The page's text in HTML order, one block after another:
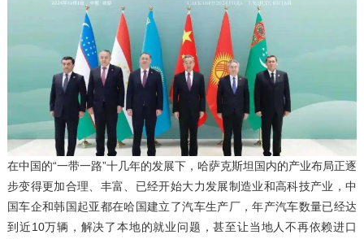
在中国的“一带一路”十几年的发展下，哈萨克斯坦国内的产业布局正逐
步变得更加合理、丰富、已经开始大力发展制造业和高科技产业，中
国车企和韩国起亚都在哈国建立了汽车生产厂，年产汽车数量已经达
到近10万辆，解决了本地的就业问题，甚至让当地人不再依赖进口